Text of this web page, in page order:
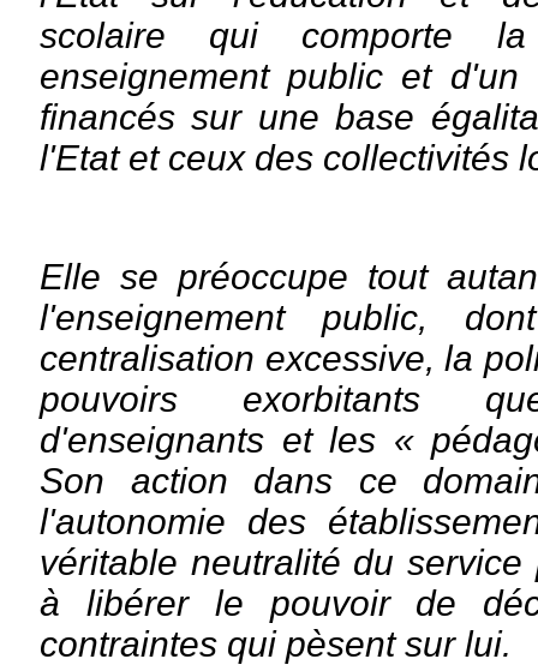
scolaire qui comporte la
enseignement public et d'un
financés sur une base
l'Etat et ceux des collectivités
Elle se préoccupe tout
l'enseignement public,
centralisation excessive, la
pouvoirs exorbitants
d'enseignants et les «
Son action dans ce
l'autonomie des
véritable neutralité du
à libérer le pouvoir de
contraintes qui pèsent sur lui.